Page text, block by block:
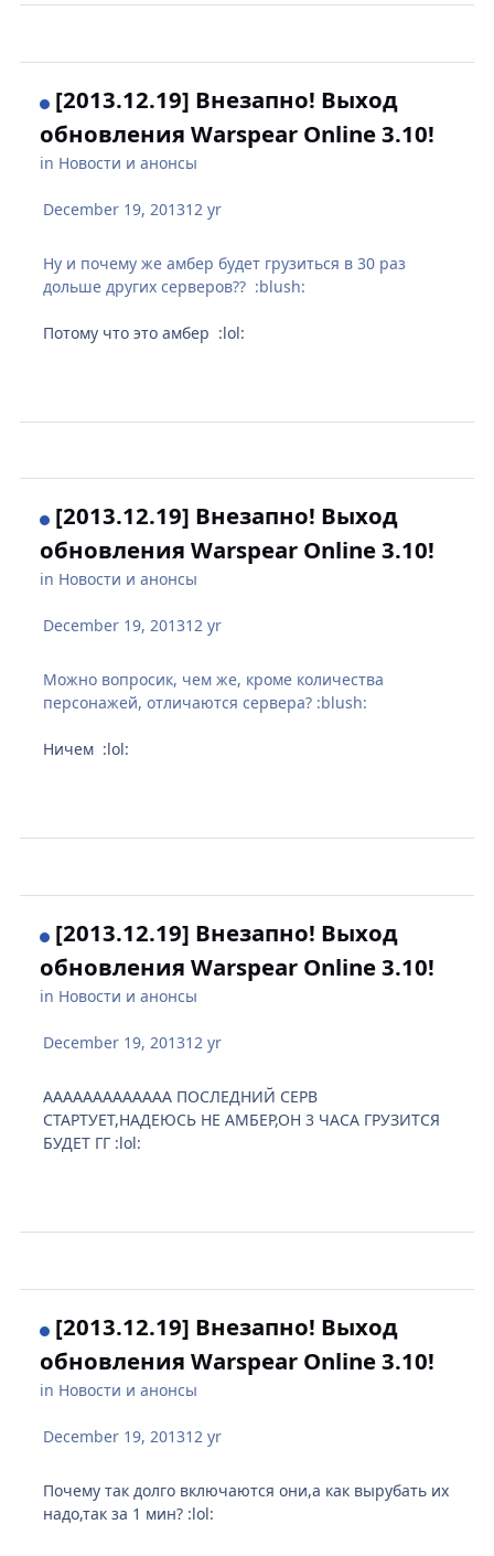
[2013.12.19] Внезапно! Выход
обновления Warspear Online 3.10!
in Новости и анонсы
December 19, 201312 yr
Ну и почему же амбер будет грузиться в 30 раз
дольше других серверов?? :blush:
Потому что это амбер :lol:
[2013.12.19] Внезапно! Выход
обновления Warspear Online 3.10!
in Новости и анонсы
December 19, 201312 yr
Можно вопросик, чем же, кроме количества
персонажей, отличаются сервера? :blush:
Ничем :lol:
[2013.12.19] Внезапно! Выход
обновления Warspear Online 3.10!
in Новости и анонсы
December 19, 201312 yr
ААААААААААААА ПОСЛЕДНИЙ СЕРВ
СТАРТУЕТ,НАДЕЮСЬ НЕ АМБЕР,ОН 3 ЧАСА ГРУЗИТСЯ
БУДЕТ ГГ :lol:
[2013.12.19] Внезапно! Выход
обновления Warspear Online 3.10!
in Новости и анонсы
December 19, 201312 yr
Почему так долго включаются они,а как вырубать их
надо,так за 1 мин? :lol: